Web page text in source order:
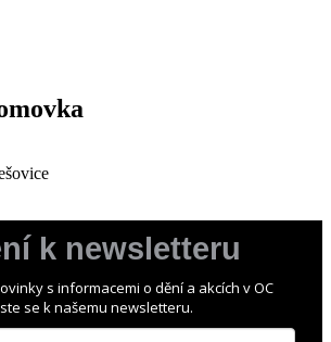
k newsletteru
s informacemi o dění a akcích v OC
se k našemu newsletteru.